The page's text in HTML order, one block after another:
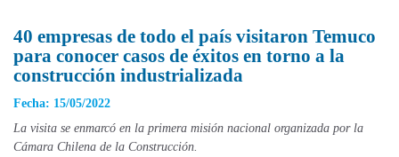
40 empresas de todo el país visitaron Temuco
para conocer casos de éxitos en torno a la
construcción industrializada
Fecha: 15/05/2022
La visita se enmarcó en la primera misión nacional organizada por la
Cámara Chilena de la Construcción.